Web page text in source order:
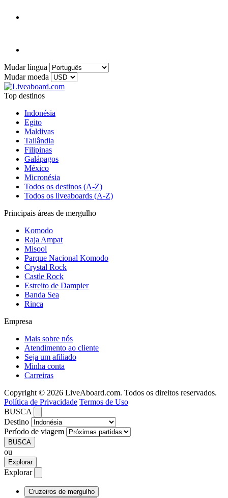
Mudar língua
Mudar moeda
Top destinos
Indonésia
Egito
Maldivas
Tailândia
Filipinas
Galápagos
México
Micronésia
Todos os destinos (A-Z)
Todos os liveaboards (A-Z)
Principais áreas de mergulho
Komodo
Raja Ampat
Misool
Parque Nacional Komodo
Crystal Rock
Castle Rock
Estreito de Dampier
Banda Sea
Rinca
Empresa
Mais sobre nós
Atendimento ao cliente
Seja um afiliado
Minha conta
Carreiras
Copyright © 2026 LiveAboard.com. Todos os direitos reservados.
Política de Privacidade Termos de Uso
BUSCA
Destino
Período de viagem
BUSCA
ou
Explorar
Explorar
Cruzeiros de mergulho